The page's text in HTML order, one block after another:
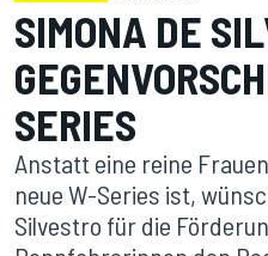
SIMONA DE
SERIES
Anstatt eine reine
neue W-Series ist,
Silvestro für die